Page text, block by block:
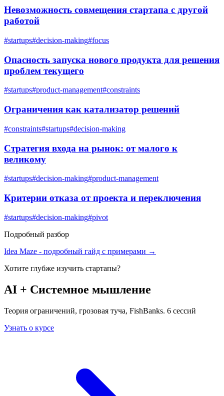
Невозможность совмещения стартапа с другой
работой
#startups#decision-making#focus
Опасность запуска нового продукта для решения
проблем текущего
#startups#product-management#constraints
Ограничения как катализатор решений
#constraints#startups#decision-making
Стратегия входа на рынок: от малого к
великому
#startups#decision-making#product-management
Критерии отказа от проекта и переключения
#startups#decision-making#pivot
Подробный разбор
Idea Maze - подробный гайд с примерами →
Хотите глубже изучить стартапы?
AI + Системное мышление
Теория ограничений, грозовая туча, FishBanks. 6 сессий
Узнать о курсе